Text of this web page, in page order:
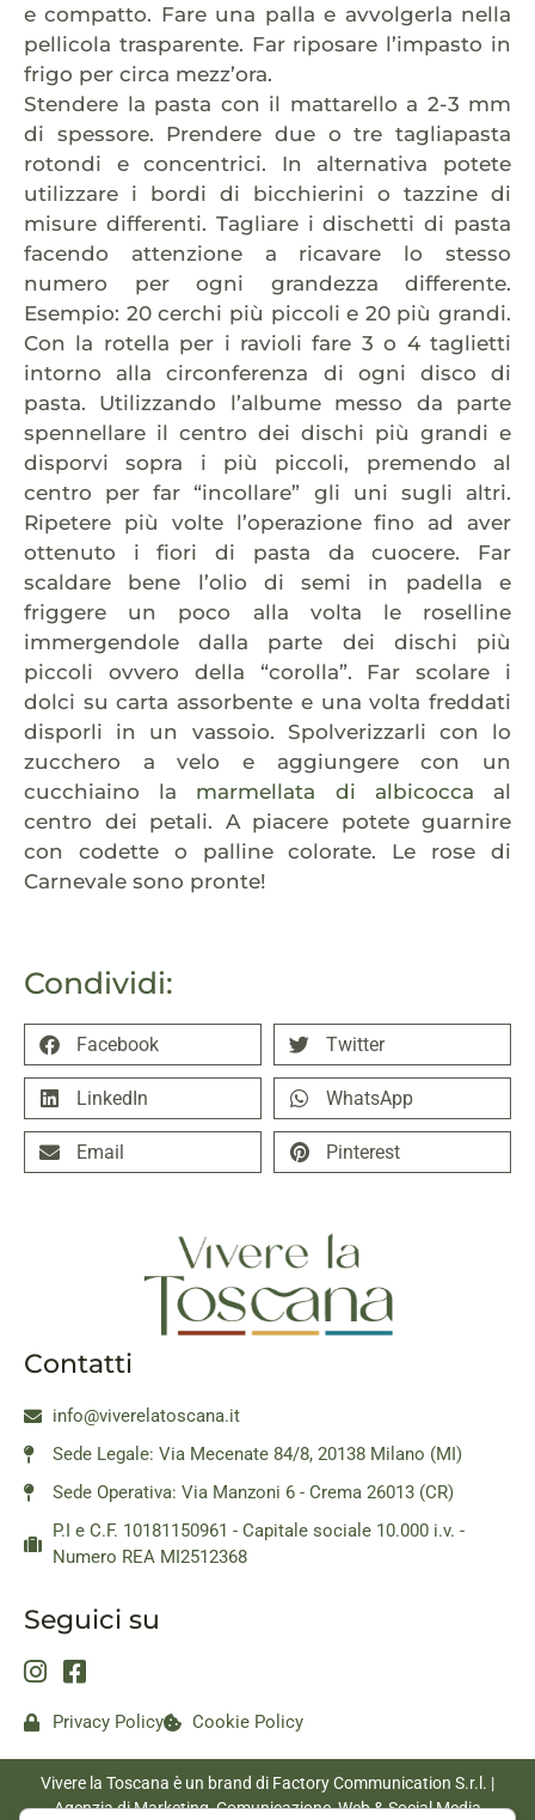
Condividi:
Facebook Twitter
LinkedIn WhatsApp
Email Pinterest
e compatto. Fare una palla e avvolgerla nella
pellicola trasparente. Far riposare l’impasto in
frigo per circa mezz’ora.
Stendere la pasta con il mattarello a 2-3 mm
di spessore. Prendere due o tre tagliapasta
rotondi e concentrici. In alternativa potete
utilizzare i bordi di bicchierini o tazzine di
misure differenti. Tagliare i dischetti di pasta
facendo attenzione a ricavare lo stesso
numero per ogni grandezza differente.
Esempio: 20 cerchi più piccoli e 20 più grandi.
Con la rotella per i ravioli fare 3 o 4 taglietti
intorno alla circonferenza di ogni disco di
pasta. Utilizzando l’albume messo da parte
spennellare il centro dei dischi più grandi e
disporvi sopra i più piccoli, premendo al
centro per far “incollare” gli uni sugli altri.
Ripetere più volte l’operazione fino ad aver
ottenuto i fiori di pasta da cuocere. Far
scaldare bene l’olio di semi in padella e
friggere un poco alla volta le roselline
immergendole dalla parte dei dischi più
piccoli ovvero della “corolla”. Far scolare i
dolci su carta assorbente e una volta freddati
disporli in un vassoio. Spolverizzarli con lo
zucchero a velo e aggiungere con un
cucchiaino la marmellata di albicocca al
centro dei petali. A piacere potete guarnire
con codette o palline colorate. Le rose di
Carnevale sono pronte!
Contatti
info@viverelatoscana.it
Sede Legale: Via Mecenate 84/8, 20138 Milano (MI)
Sede Operativa: Via Manzoni 6 - Crema 26013 (CR)
P.I e C.F. 10181150961 - Capitale sociale 10.000 i.v. -
Numero REA MI2512368
Seguici su
Privacy Policy Cookie Policy
Vivere la Toscana è un brand di Factory Communication S.r.l. |
Agenzia di Marketing, Comunicazione, Web & Social Media